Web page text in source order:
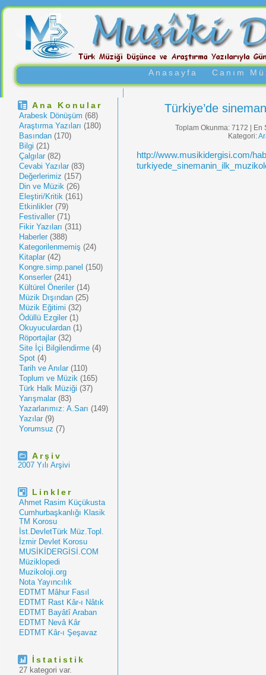
Anasayfa Canım
Ana Konular
Arabesk Dönüşüm (68)
Araştırma Yazıları (180)
Basından (170)
Bilgi (21)
Çalgılar (82)
Cevabi Yazılar (83)
Değerlerimiz (157)
Din ve Müzik (26)
Eleştiri/Kritik (161)
Etkinlikler (79)
Festivaller (71)
Fikir Yazıları (311)
Haberler (388)
Kategorilenmemiş (24)
Kitaplar (42)
Kongre.simp.panel (150)
Konserler (241)
Kültürel Öneriler (14)
Müzik Dışından (25)
Müzik Eğitimi (32)
Ödüllü Ezgiler (1)
Okuyuculardan (1)
Röportajlar (32)
Site İçi Bilgilendirme (4)
Spot (4)
Tarih ve Anılar (110)
Toplum ve Müzik (165)
Türk Halk Müziği (37)
Yarışmalar (83)
Yazarlarımız: A.Sarı (149)
Yazılar (9)
Yorumsuz (7)
Arşiv
2007 Yılı Arşivi
Linkler
Ahmet Rasim Küçükusta
Cumhurbaşkanlığı Klasik
TM Korosu
İst.DevletTürk Müz.Topl.
İzmir Devlet Korosu
MUSİKİDERGİSİ.COM
Müziklopedi
Muzikoloji.org
Nota Yayıncılık
EDTMT Mâhur Fasıl
EDTMT Rast Kâr-ı Nâtık
EDTMT Bayâtî Araban
EDTMT Nevâ Kâr
EDTMT Kâr-ı Şeşavaz
İstatistik
27 kategori var.
Türkiye’de
Toplam Okunma: 7172 |
Kategori:
http://www.musikidergisi.com/